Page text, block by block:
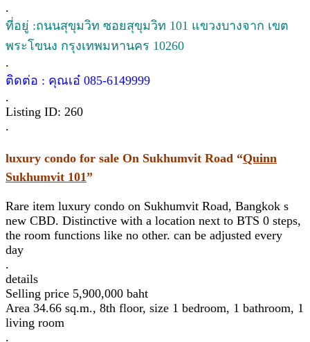
.
ที่อยู่ :ถนนสุขุมวิท ซอยสุขุมวิท 101 แขวงบางจาก เขต
พระโขนง กรุงเทพมหานคร 10260
.
ติดต่อ : คุณเอ๋ 085-6149999
.
Listing ID: 260
.
luxury condo for sale On Sukhumvit Road “Quinn
Sukhumvit 101”
Rare item luxury condo on Sukhumvit Road, Bangkok s
new CBD. Distinctive with a location next to BTS 0 steps,
the room functions like no other. can be adjusted every
day
.
details
Selling price 5,900,000 baht
Area 34.66 sq.m., 8th floor, size 1 bedroom, 1 bathroom, 1
living room
.